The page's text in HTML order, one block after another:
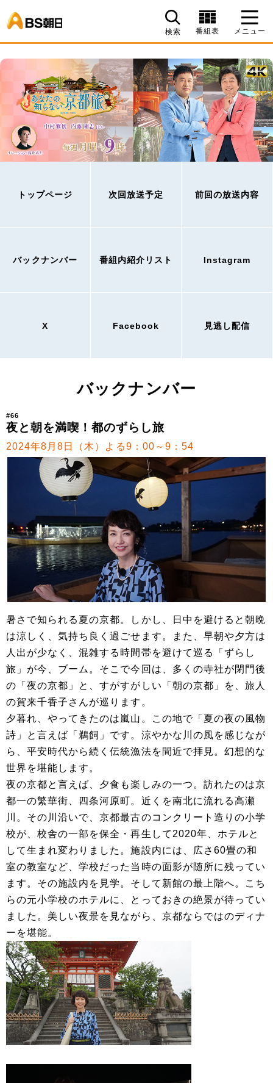
検索 番組表 メニュー
トップページ 次回放送予定 前回の放送内容
バックナンバー 番組内紹介リスト Instagram
X Facebook 見逃し配信
バックナンバー
#66
夜と朝を満喫！都のずらし旅
2024年8月8日（木）よる9：00～9：54
暑さで知られる夏の京都。しかし、日中を避けると朝晩
は涼しく、気持ち良く過ごせます。また、早朝や夕方は
人出が少なく、混雑する時間帯を避けて巡る「ずらし
旅」が今、ブーム。そこで今回は、多くの寺社が閉門後
の「夜の京都」と、すがすがしい「朝の京都」を、旅人
の賀来千香子さんが巡ります。
夕暮れ、やってきたのは嵐山。この地で「夏の夜の風物
詩」と言えば「鵜飼」です。涼やかな川の風を感じなが
ら、平安時代から続く伝統漁法を間近で拝見。幻想的な
世界を堪能します。
夜の京都と言えば、夕食も楽しみの一つ。訪れたのは京
都一の繁華街、四条河原町。近くを南北に流れる高瀬
川。その川沿いで、京都最古のコンクリート造りの小学
校が、校舎の一部を保全・再生して2020年、ホテルと
して生まれ変わりました。施設内には、広さ60畳の和
室の教室など、学校だった当時の面影が随所に残ってい
ます。その施設内を見学。そして新館の最上階へ。こち
らの元小学校のホテルに、とっておきの絶景が待ってい
ました。美しい夜景を見ながら、京都ならではのディナ
ーを堪能。